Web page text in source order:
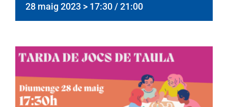
28 maig 2023 > 17:30/21:00